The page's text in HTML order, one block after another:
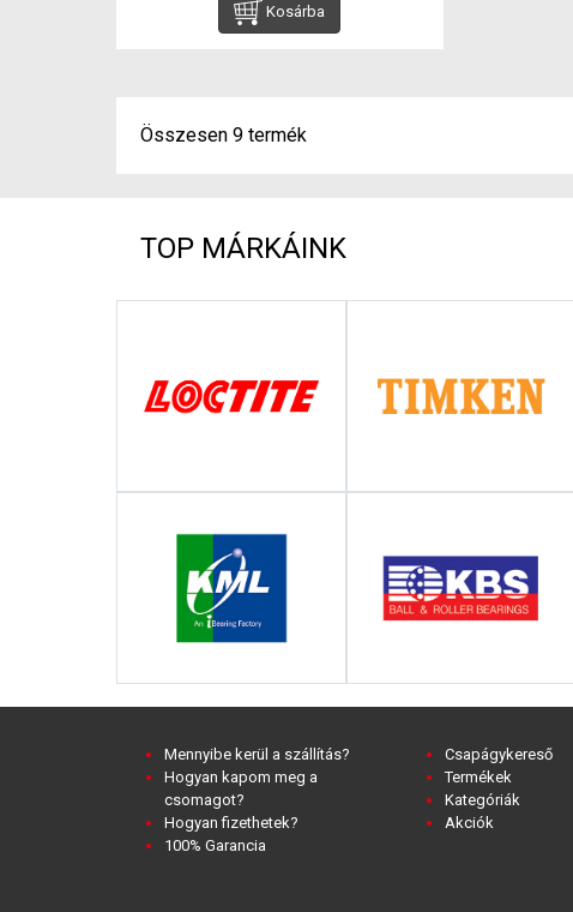
Kosárba
Összesen 9 termék
TOP MÁRKÁINK
Mennyibe kerül a szállítás?
Hogyan kapom meg a
csomagot?
Hogyan fizethetek?
100% Garancia
Csapágykereső
Termékek
Kategóriák
Akciók